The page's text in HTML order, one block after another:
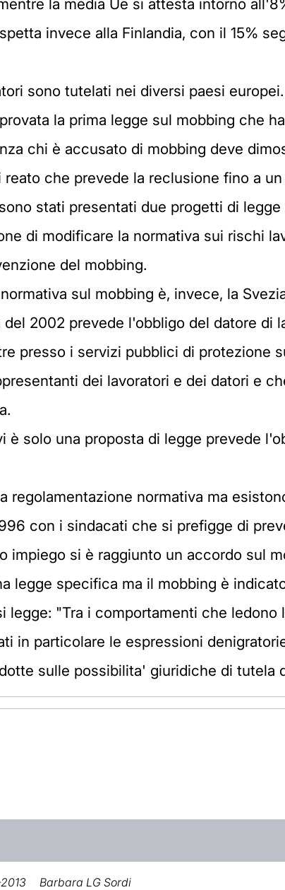
la media Ue si attesta intorno
invece alla Finlandia, con il 15%
sono tutelati nei diversi paesi europei.
la prima legge sul mobbing che
chi è accusato di mobbing deve
che prevede la reclusione fino a
stati presentati due progetti di
di modificare la normativa sui rischi
del mobbing.
sul mobbing è, invece, la
del 2002 prevede l'obbligo del datore di
presso i servizi pubblici di protezione
dei lavoratori e dei datori e
è solo una proposta di legge prevede
regolamentazione normativa ma
con i sindacati che si prefigge di
impiego si è raggiunto un accordo sul
legge specifica ma il mobbing è
legge: "Tra i comportamenti che
in particolare le espressioni
sulle possibilita' giuridiche di tutela
Barbara LG Sordi